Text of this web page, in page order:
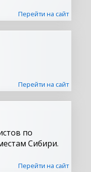
Перейти на сайт
Перейти на сайт
по
Сибири.
Перейти на сайт